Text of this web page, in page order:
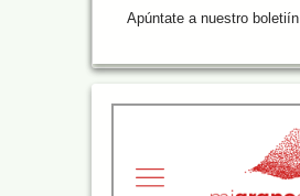
Apúntate a nuestro boletiín